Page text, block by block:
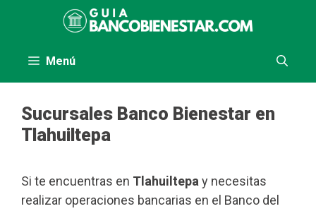
Menú
Sucursales Banco Bienestar en
Tlahuiltepa
Si te encuentras en Tlahuiltepa y necesitas
realizar operaciones bancarias en el Banco del